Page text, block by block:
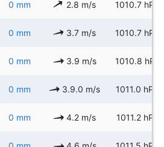
0 mm 2.8 m/s 1010.7 hPa
0 mm 3.7 m/s 1010.7 hPa
0 mm 3.9 m/s 1010.8 hPa
0 mm 3.9.0 m/s 1011.0 hPa
0 mm 4.2 m/s 1011.2 hPa